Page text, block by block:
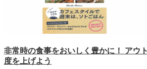
非常時の食事をおいしく豊かに！ アウ
度を上げよう